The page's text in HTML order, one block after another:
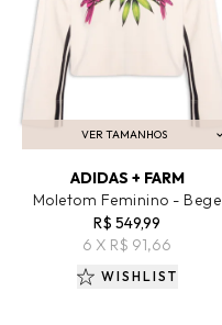
VER TAMANHOS
ADICIONAR AO CARRINHO
ADIDAS + FARM
Moletom Feminino - Bege
R$ 549,99
6 X R$ 91,66
WISHLIST